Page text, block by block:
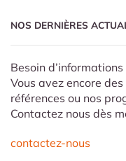
NOS DERNIÈRES
Besoin
Vous avez encore
références ou nos
Contactez nous dès
contactez-nous